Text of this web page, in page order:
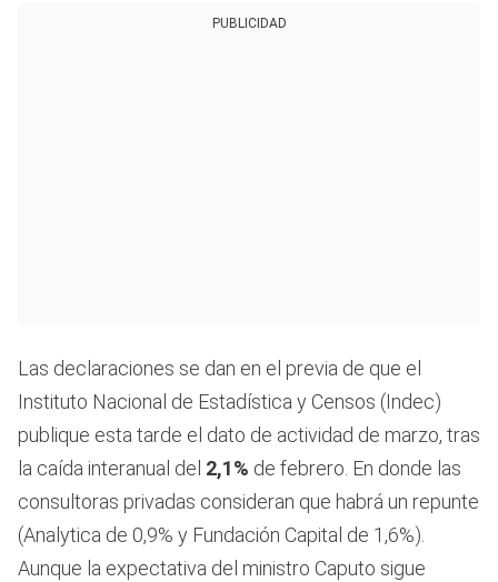
PUBLICIDAD
Las declaraciones se dan en el previa de que el
Instituto Nacional de Estadística y Censos (Indec)
publique esta tarde el dato de actividad de marzo, tras
la caída interanual del 2,1% de febrero. En donde las
consultoras privadas consideran que habrá un repunte
(Analytica de 0,9% y Fundación Capital de 1,6%).
Aunque la expectativa del ministro Caputo sigue